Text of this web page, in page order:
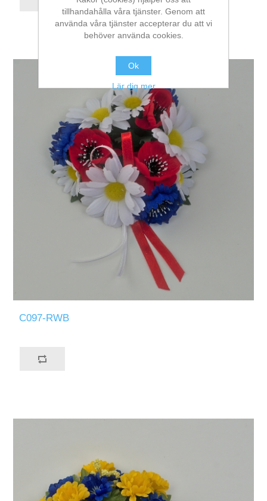
C097-RWB
tillhandahålla våra tjänster. Genom att
använda våra tjänster accepterar du att vi
behöver använda cookies.
Ok
Lär dig mer